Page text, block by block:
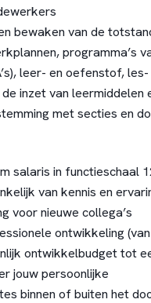
bewaken van de
programma’s
leer- en oefenstof, les-
inzet van leermiddelen
met secties en
salaris in functieschaal
van kennis en
voor nieuwe collega’s
ontwikkeling
ontwikkelbudget tot
jouw persoonlijke
binnen of buiten het